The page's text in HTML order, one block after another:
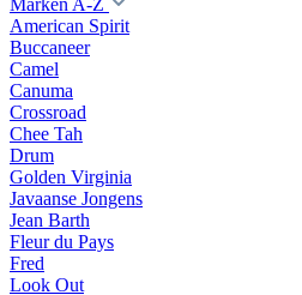
Marken A-Z
American Spirit
Buccaneer
Camel
Canuma
Crossroad
Сhee Tah
Drum
Golden Virginia
Javaanse Jongens
Jean Barth
Fleur du Pays
Fred
Look Out